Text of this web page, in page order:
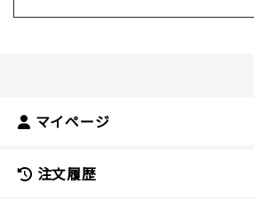
マイページ
注文履歴